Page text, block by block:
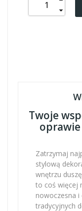
Twoje
oprawie
Zatrzymaj
stylową
wnętrzu
to coś więcej
nowoczesna i
tradycyjnych